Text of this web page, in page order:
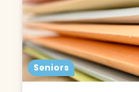
Seniors